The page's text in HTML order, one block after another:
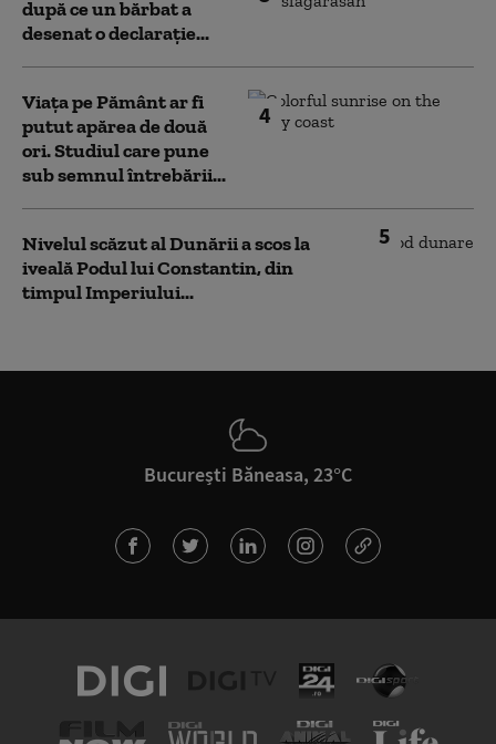
după ce un bărbat a
desenat o declarație...
4
Viața pe Pământ ar fi
putut apărea de două
ori. Studiul care pune
sub semnul întrebării...
5
Nivelul scăzut al Dunării a scos la
iveală Podul lui Constantin, din
timpul Imperiului...
București Băneasa, 23°C